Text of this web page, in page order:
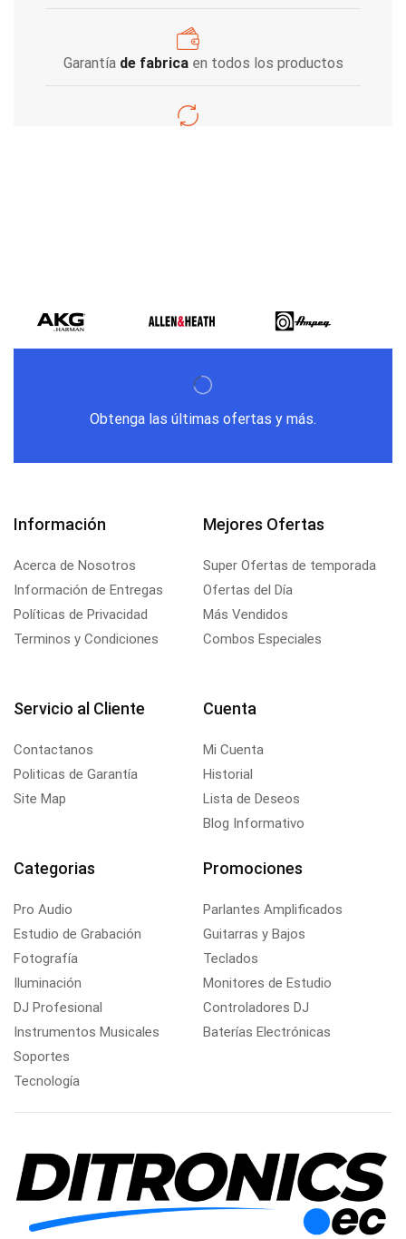
Garantía de fabricaen todos los productos
Obtenga las últimas ofertas y más.
Información
Acerca de Nosotros
Información de Entregas
Políticas de Privacidad
Terminos y Condiciones
Mejores Ofertas
Super Ofertas de temporada
Ofertas del Día
Más Vendidos
Combos Especiales
Servicio al Cliente
Contactanos
Politicas de Garantía
Site Map
Cuenta
Mi Cuenta
Historial
Lista de Deseos
Blog Informativo
Categorias
Pro Audio
Estudio de Grabación
Fotografía
Iluminación
DJ Profesional
Instrumentos Musicales
Soportes
Tecnología
Promociones
Parlantes Amplificados
Guitarras y Bajos
Teclados
Monitores de Estudio
Controladores DJ
Baterías Electrónicas